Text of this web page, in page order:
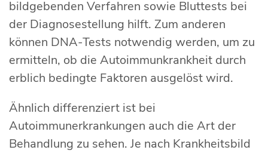
bildgebenden Verfahren sowie Bluttests bei
der Diagnosestellung hilft. Zum anderen
können DNA-Tests notwendig werden, um zu
ermitteln, ob die Autoimmunkrankheit durch
erblich bedingte Faktoren ausgelöst wird.
Ähnlich differenziert ist bei
Autoimmunerkrankungen auch die Art der
Behandlung zu sehen. Je nach Krankheitsbild